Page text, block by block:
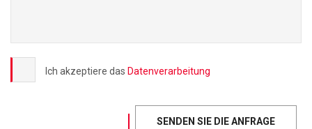
Ich akzeptiere das Datenverarbeitung
SENDEN SIE DIE ANFRAGE